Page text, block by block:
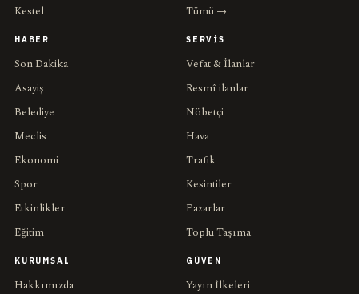
Kestel
Tümü →
HABER
Son Dakika
Asayiş
Belediye
Meclis
Ekonomi
Spor
Etkinlikler
Eğitim
SERVIS
Vefat & İlanlar
Resmî ilanlar
Nöbetçi
Hava
Trafik
Kesintiler
Pazarlar
Toplu Taşıma
KURUMSAL
Hakkımızda
GÜVEN
Yayın İlkeleri